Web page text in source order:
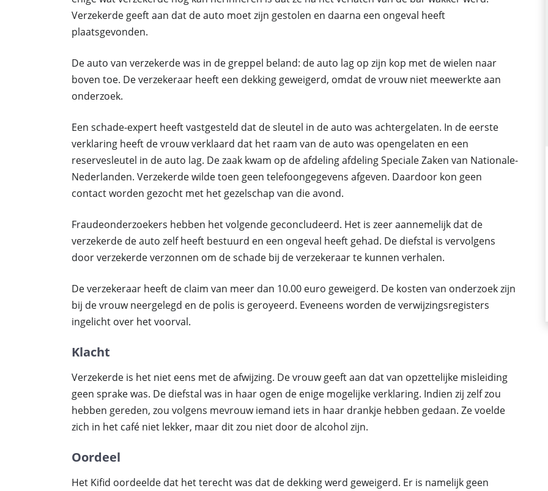
Verzekerde geeft aan dat de auto moet zijn gestolen en daarna een ongeval heeft
plaatsgevonden.
De auto van verzekerde was in de greppel beland: de auto lag op zijn kop met de wielen naar
boven toe. De verzekeraar heeft een dekking geweigerd, omdat de vrouw niet meewerkte aan
onderzoek.
Een schade-expert heeft vastgesteld dat de sleutel in de auto was achtergelaten. In de eerste
verklaring heeft de vrouw verklaard dat het raam van de auto was opengelaten en een
reservesleutel in de auto lag. De zaak kwam op de afdeling afdeling Speciale Zaken van Nationale-
Nederlanden. Verzekerde wilde toen geen telefoongegevens afgeven. Daardoor kon geen
contact worden gezocht met het gezelschap van die avond.
Fraudeonderzoekers hebben het volgende geconcludeerd. Het is zeer aannemelijk dat de
verzekerde de auto zelf heeft bestuurd en een ongeval heeft gehad. De diefstal is vervolgens
door verzekerde verzonnen om de schade bij de verzekeraar te kunnen verhalen.
De verzekeraar heeft de claim van meer dan 10.00 euro geweigerd. De kosten van onderzoek zijn
bij de vrouw neergelegd en de polis is geroyeerd. Eveneens worden de verwijzingsregisters
ingelicht over het voorval.
Klacht
Verzekerde is het niet eens met de afwijzing. De vrouw geeft aan dat van opzettelijke misleiding
geen sprake was. De diefstal was in haar ogen de enige mogelijke verklaring. Indien zij zelf zou
hebben gereden, zou volgens mevrouw iemand iets in haar drankje hebben gedaan. Ze voelde
zich in het café niet lekker, maar dit zou niet door de alcohol zijn.
Oordeel
Het Kifid oordeelde dat het terecht was dat de dekking werd geweigerd. Er is namelijk geen